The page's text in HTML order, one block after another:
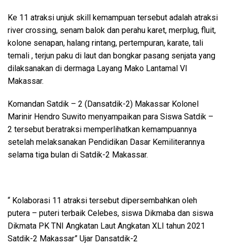
Ke 11 atraksi unjuk skill kemampuan tersebut adalah atraksi
river crossing, senam balok dan perahu karet, merplug, fluit,
kolone senapan, halang rintang, pertempuran, karate, tali
temali , terjun paku di laut dan bongkar pasang senjata yang
dilaksanakan di dermaga Layang Mako Lantamal VI
Makassar.
Komandan Satdik – 2 (Dansatdik-2) Makassar Kolonel
Marinir Hendro Suwito menyampaikan para Siswa Satdik –
2 tersebut beratraksi memperlihatkan kemampuannya
setelah melaksanakan Pendidikan Dasar Kemiliterannya
selama tiga bulan di Satdik-2 Makassar.
“ Kolaborasi 11 atraksi tersebut dipersembahkan oleh
putera – puteri terbaik Celebes, siswa Dikmaba dan siswa
Dikmata PK TNI Angkatan Laut Angkatan XLI tahun 2021
Satdik-2 Makassar” Ujar Dansatdik-2